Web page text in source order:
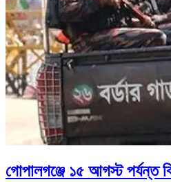
গোপালগঞ্জে ১৫ আগস্ট পর্যন্ত